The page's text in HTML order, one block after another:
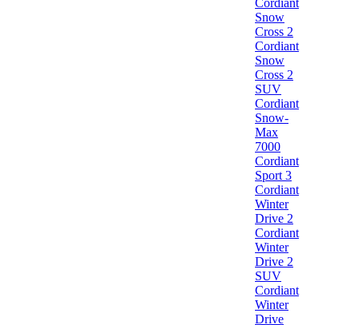
Cordiant
Snow
Cross 2
Cordiant
Snow
Cross 2
SUV
Cordiant
Snow-
Max
7000
Cordiant
Sport 3
Cordiant
Winter
Drive 2
Cordiant
Winter
Drive 2
SUV
Cordiant
Winter
Drive